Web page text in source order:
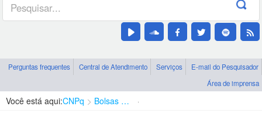
Perguntas frequentes Central de Atendimento Serviços
E-mail do Pesquisador
Área de imprensa
Você está aqui:CNPq Bolsas e Auxílios Vigentes